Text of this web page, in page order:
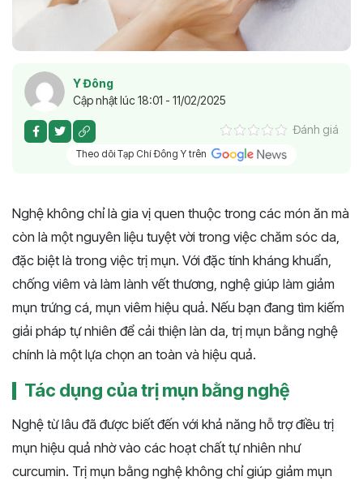
Y Đông
Cập nhật lúc 18:01 - 11/02/2025
Đánh giá
Theo dõi Tạp Chí Đông Y trên
Nghệ không chỉ là gia vị quen thuộc trong các món ăn mà
còn là một nguyên liệu tuyệt vời trong việc chăm sóc da,
đặc biệt là trong việc trị mụn. Với đặc tính kháng khuẩn,
chống viêm và làm lành vết thương, nghệ giúp làm giảm
mụn trứng cá, mụn viêm hiệu quả. Nếu bạn đang tìm kiếm
giải pháp tự nhiên để cải thiện làn da, trị mụn bằng nghệ
chính là một lựa chọn an toàn và hiệu quả.
Tác dụng của trị mụn bằng nghệ
Nghệ từ lâu đã được biết đến với khả năng hỗ trợ điều trị
mụn hiệu quả nhờ vào các hoạt chất tự nhiên như
curcumin. Trị mụn bằng nghệ không chỉ giúp giảm mụn